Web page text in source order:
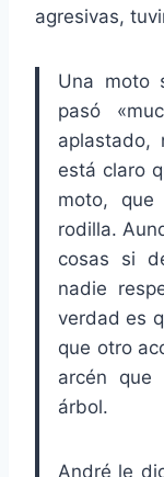
agresivas,
Una moto
pasó
aplastado,
está claro
moto,
rodilla.
cosas si
nadie
verdad es
que otro
arcén que
árbol.
André le